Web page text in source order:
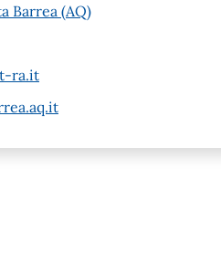
Barrea (AQ)
ra.it